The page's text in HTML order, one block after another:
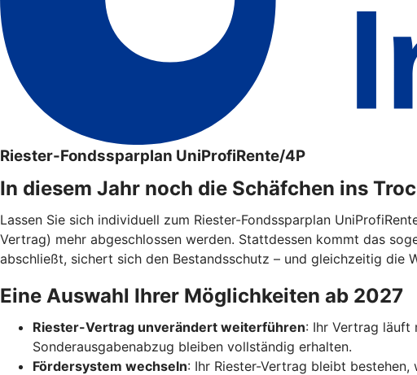
Riester-Fondssparplan UniProfiRente/4P
In diesem Jahr noch die Schäfchen ins
Lassen Sie sich individuell zum Riester-Fondssparplan
Vertrag) mehr abgeschlossen werden. Stattdessen kommt das
abschließt, sichert sich den Bestandsschutz – und gleichzeitig die
Eine Auswahl Ihrer Möglichkeiten ab 2027
Riester-Vertrag unverändert weiterführen: Ihr Vertrag läuft
Sonderausgabenabzug bleiben vollständig erhalten.
Fördersystem wechseln: Ihr Riester-Vertrag bleibt